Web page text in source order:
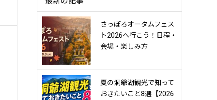
さっぽろオータムフェス
ト2026へ行こう！日程・
会場・楽しみ方
夏の洞爺湖観光で知って
おきたいこと8選【2026